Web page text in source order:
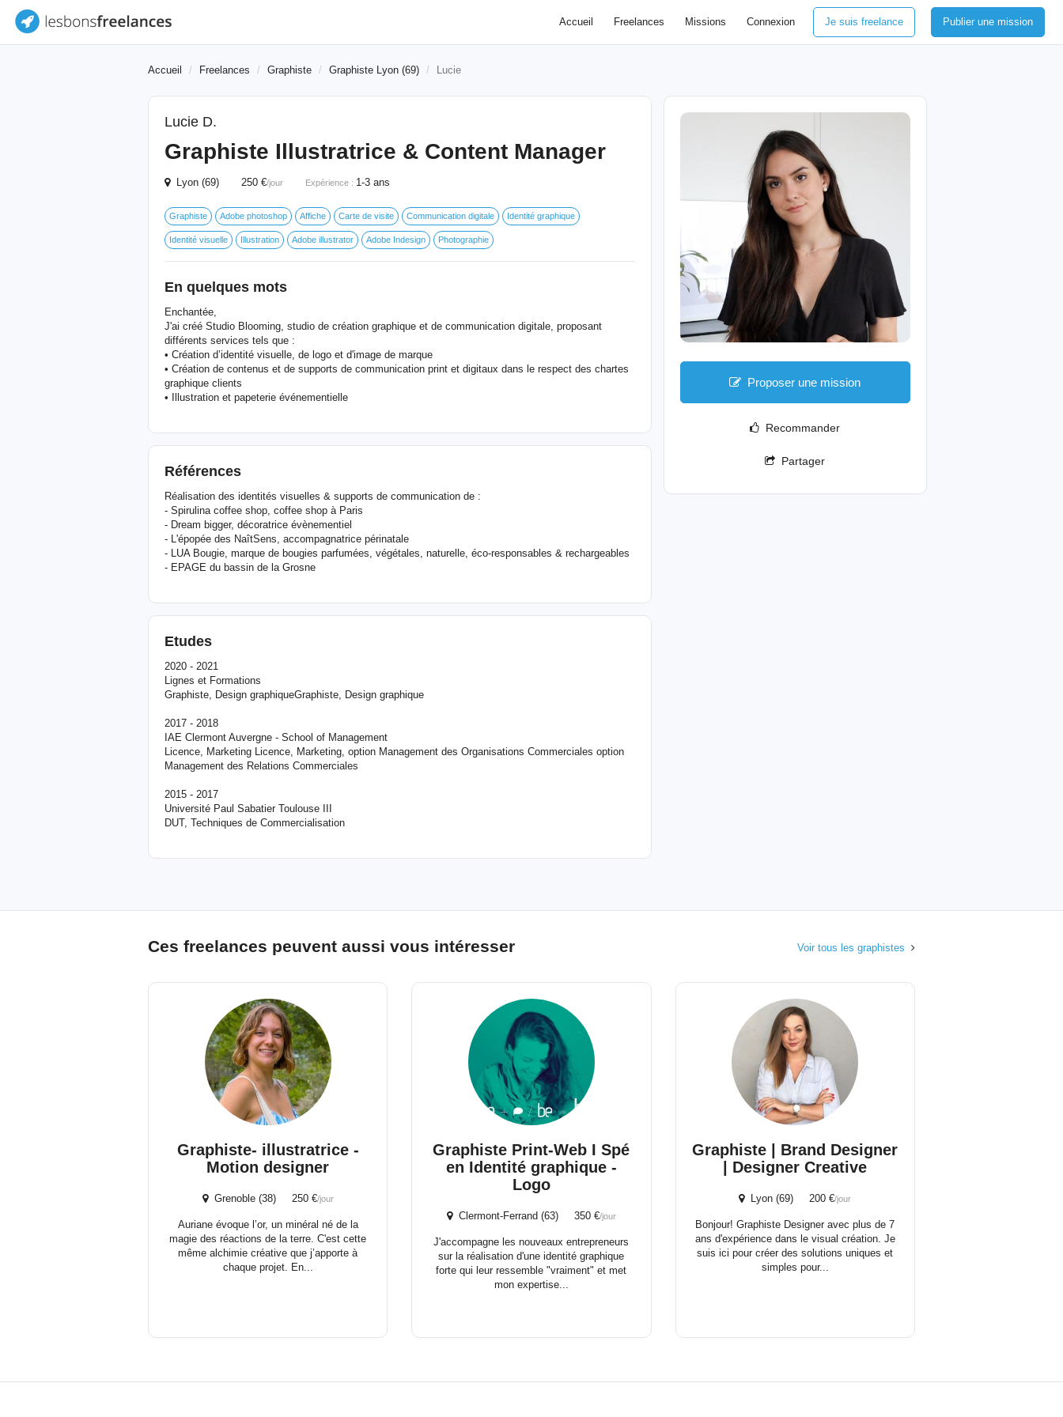
Accueil Freelances Missions Connexion Je suis freelance Publier une mission
Accueil Freelances Graphiste Graphiste Lyon (69) Lucie
Lucie D.
Graphiste Illustratrice & Content Manager
Lyon (69) 250 €/jour Expérience : 1-3 ans
Graphiste Adobe photoshop Affiche Carte de visite Communication digitale Identité graphique
Identité visuelle Illustration Adobe illustrator Adobe Indesign Photographie
En quelques mots
Enchantée,
J'ai créé Studio Blooming, studio de création graphique et de communication digitale, proposant
différents services tels que :
• Création d’identité visuelle, de logo et d'image de marque
• Création de contenus et de supports de communication print et digitaux dans le respect des chartes
graphique clients
• Illustration et papeterie événementielle
Références
Réalisation des identités visuelles & supports de communication de :
- Spirulina coffee shop, coffee shop à Paris
- Dream bigger, décoratrice évènementiel
- L'épopée des NaîtSens, accompagnatrice périnatale
- LUA Bougie, marque de bougies parfumées, végétales, naturelle, éco-responsables & rechargeables
- EPAGE du bassin de la Grosne
Etudes
2020 - 2021
Lignes et Formations
Graphiste, Design graphiqueGraphiste, Design graphique
2017 - 2018
IAE Clermont Auvergne - School of Management
Licence, Marketing Licence, Marketing, option Management des Organisations Commerciales option
Management des Relations Commerciales
2015 - 2017
Université Paul Sabatier Toulouse III
DUT, Techniques de Commercialisation
Proposer une mission
Recommander
Partager
Ces freelances peuvent aussi vous intéresser Voir tous les graphistes
Graphiste- illustratrice -
Motion designer
Grenoble (38) 250 €/jour
Auriane évoque l’or, un minéral né de la
magie des réactions de la terre. C'est cette
même alchimie créative que j’apporte à
chaque projet. En...
Graphiste Print-Web I Spé
en Identité graphique -
Logo
Clermont-Ferrand (63) 350 €/jour
J'accompagne les nouveaux entrepreneurs
sur la réalisation d'une identité graphique
forte qui leur ressemble "vraiment" et met
mon expertise...
Graphiste | Brand Designer
| Designer Creative
Lyon (69) 200 €/jour
Bonjour! Graphiste Designer avec plus de 7
ans d'expérience dans le visual création. Je
suis ici pour créer des solutions uniques et
simples pour...